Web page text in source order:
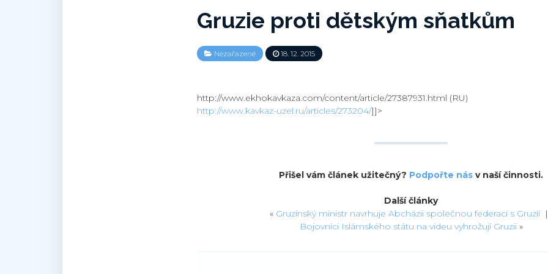
Gruzie proti dětským sňatkům
Nezařazené 18. 12. 2015
http://www.ekhokavkaza.com/content/article/27387931.html (RU)
http://www.kavkaz-uzel.ru/articles/273204/]]>
Přišel vám článek užitečný? Podpořte nás v naší činnosti.
Další články
« Gruzínský ministr navrhuje Abcházii společnou federaci s Gruzií
Bojovníci Islámského státu na videu vyhrožují Gruzii»